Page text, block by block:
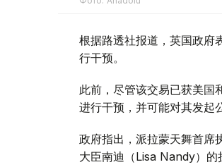
根据路透社报道，英国政府
行干预。
此前，尽管该交易已获美国
进行干预，并可能对其发起
政府指出，派拉蒙天舞首席
大臣南迪（Lisa Nandy）的